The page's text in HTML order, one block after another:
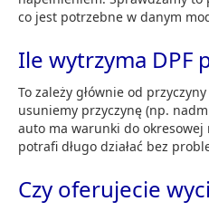
co jest potrzebne w danym
Ile wytrzyma DPF
To zależy głównie od
usuniemy przyczynę (np.
auto ma warunki do
potrafi długo działać bez
Czy oferujecie